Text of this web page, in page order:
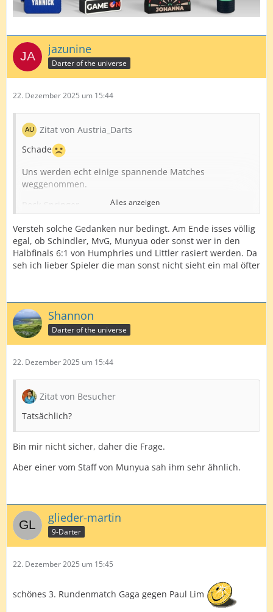
jazunine
Darter of the universe
22. Dezember 2025 um 15:44
Zitat von Austria_Darts
Schade
Uns werden echt einige spannende Matches
weggenommen.
Rock/Springer-Greaves
Humphries-Nijman
Bunting-Van Duijvenbode
die Bühne bringen. Bin gespannt wann der Knoten
platzt.
Alles anzeigen
Versteh solche Gedanken nur bedingt. Am Ende isses völlig
egal, ob Schindler, MvG, Munyua oder sonst wer in den
Halbfinals 6:1 von Humphries und Littler rasiert werden. Da
seh ich lieber Spieler die man sonst nicht sieht ein mal öfter
Shannon
Darter of the universe
22. Dezember 2025 um 15:44
Zitat von Besucher
Tatsächlich?
Bin mir nicht sicher, daher die Frage.
Aber einer vom Staff von Munyua sah ihm sehr ähnlich.
glieder-martin
9-Darter
22. Dezember 2025 um 15:45
schönes 3. Rundenmatch Gaga gegen Paul Lim